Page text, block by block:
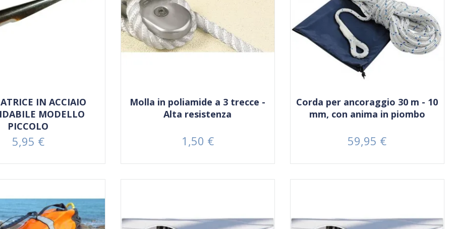
IN ACCIAIO
MODELLO
PICCOLO
Prezzo
5,95 €
Molla in poliamide a 3 trecce -
Alta resistenza
Prezzo
1,50 €
Corda per ancoraggio 30 m - 10
mm, con anima in piombo
Prezzo
59,95 €